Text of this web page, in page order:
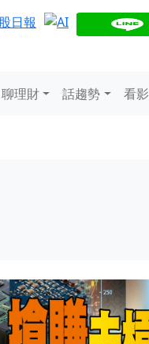
聊理財 話趨勢 看